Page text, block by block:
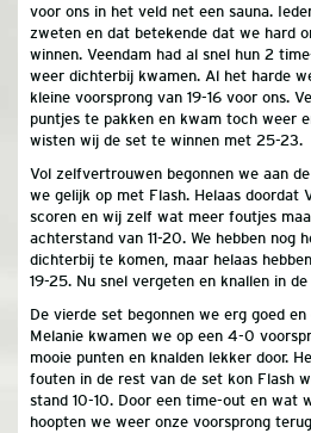
voor ons in het veld net een sauna.
zweten en dat betekende dat we hard
winnen. Veendam had al snel hun 2
weer dichterbij kwamen. Al het harde
kleine voorsprong van 19-16 voor ons.
puntjes te pakken en kwam toch weer
wisten wij de set te winnen met 25-23.
Vol zelfvertrouwen begonnen we aan
we gelijk op met Flash. Helaas doordat
scoren en wij zelf wat meer foutjes
achterstand van 11-20. We hebben nog
dichterbij te komen, maar helaas
19-25. Nu snel vergeten en knallen in
De vierde set begonnen we erg goed
Melanie kwamen we op een 4-0
mooie punten en knalden lekker door.
fouten in de rest van de set kon Flash
stand 10-10. Door een time-out en wat
hoopten we weer onze voorsprong